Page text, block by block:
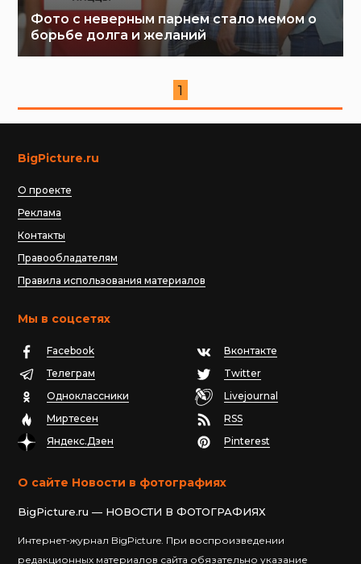
Фото с неверным парнем стало мемом о
борьбе долга и желаний
1
BigPicture.ru
О проекте
Реклама
Контакты
Правообладателям
Правила использования материалов
Мы в соцсетях
Facebook
Вконтакте
Телеграм
Twitter
Одноклассники
Livejournal
Миртесен
RSS
Яндекс.Дзен
Pinterest
О сайте Новости в фотографиях
BigPicture.ru — НОВОСТИ В ФОТОГРАФИЯХ
Интернет-журнал BigPicture. При воспроизведении
редакционных материалов сайта обязательно указание